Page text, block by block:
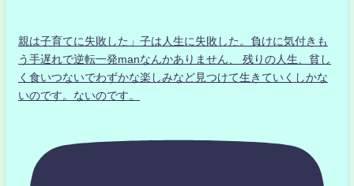
親は子育てに失敗した」子は人生に失敗した。負けに気付きも
う手遅れで逆転一発manなんかありません、 残りの人生、貧し
く食いつないでわずかな楽しみなど見つけて生きていくしかな
いのです。ないのです。